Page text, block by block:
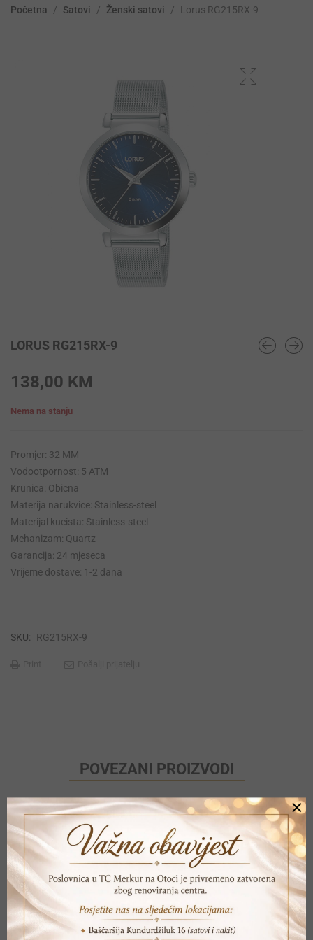
Početna / Satovi / Ženski satovi / Lorus RG215RX-9
LORUS RG215RX-9
138,00 KM
Nema na stanju
Promjer: 32 MM
Vodootpornost: 5 ATM
Krunica: Obicna
Materija narukvice: Stainless-steel
Materijal kucista: Stainless-steel
Mehanizam: Quartz
Garancija: 24 mjeseca
Vrijeme dostave: 1-2 dana
SKU: RG215RX-9
POVEZANI PROIZVODI
×